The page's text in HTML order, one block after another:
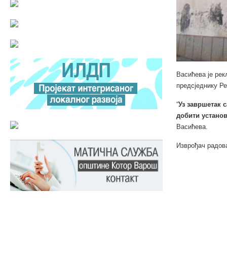
Васићева је
предсједнику
“Уз завршетак
добити
Васићева.
Изврођач